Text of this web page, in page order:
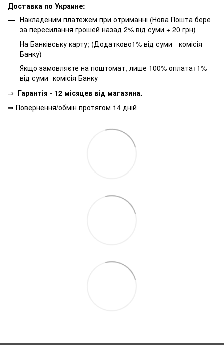
Доставка по Украине:
Накладеним платежем при отриманні (Нова Пошта бере
за пересилання грошей назад 2% від суми + 20 грн)
На Банківську карту; (Додатково1% від суми - комісія
Банку)
Якщо замовляєте на поштомат, лише 100% оплата+1%
від суми -комісія Банку
⇒ Гарантія - 12 місяцев від магазина.
⇒ Повернення/обмін протягом 14 дній